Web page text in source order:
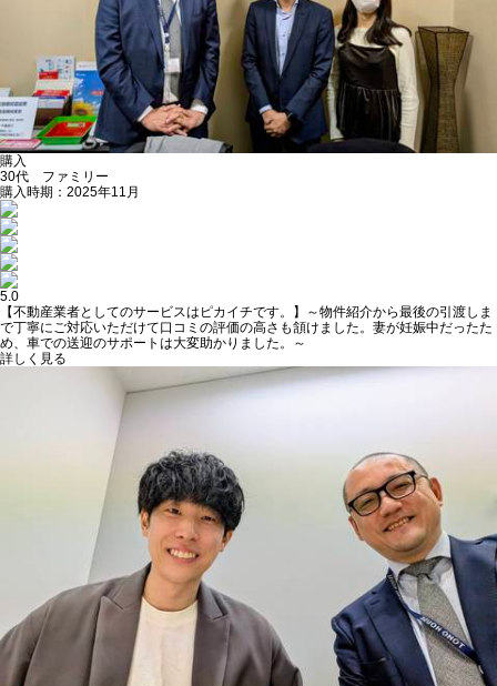
購入
30代 ファミリー
購入時期：2025年11月
5.0
【不動産業者としてのサービスはピカイチです。】～物件紹介から最後の引渡しま
で丁寧にご対応いただけて口コミの評価の高さも頷けました。妻が妊娠中だったた
め、車での送迎のサポートは大変助かりました。～
詳しく見る